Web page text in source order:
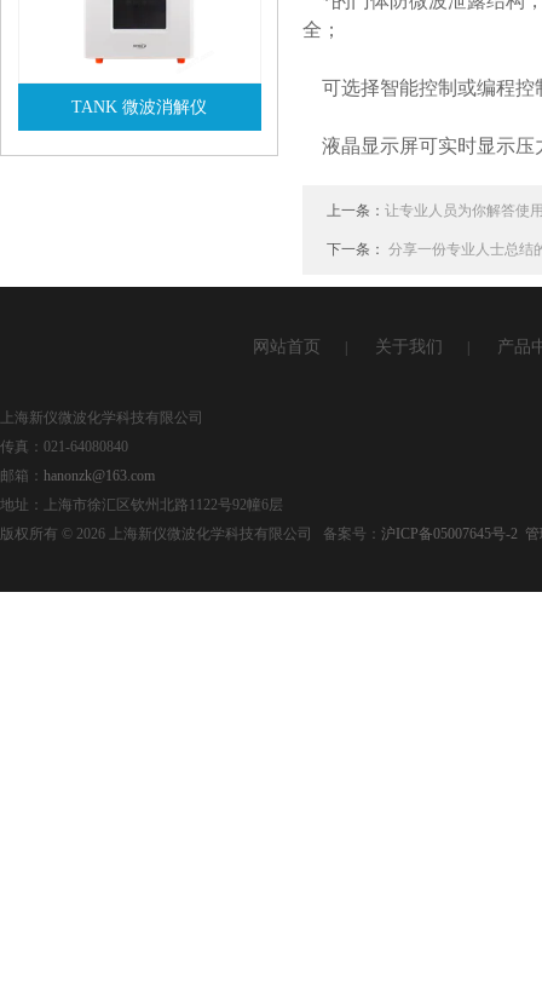
TANK 微波消解仪
查看详情
全；
可选择智能控制或编程控
液晶显示屏可实时显示压
上一条： 让专业人员为你解答使
下一条： 分享一份专业人士总结
网站首页 关于我们 产品
上海新仪微波化学科技有限公司
传真：021-64080840
邮箱： hanonzk@163.com
地址：上海市徐汇区钦州北路1122号92幢6层
版权所有 © 2026 上海新仪微波化学科技有限公司 备案号： 沪ICP备05007645号-2